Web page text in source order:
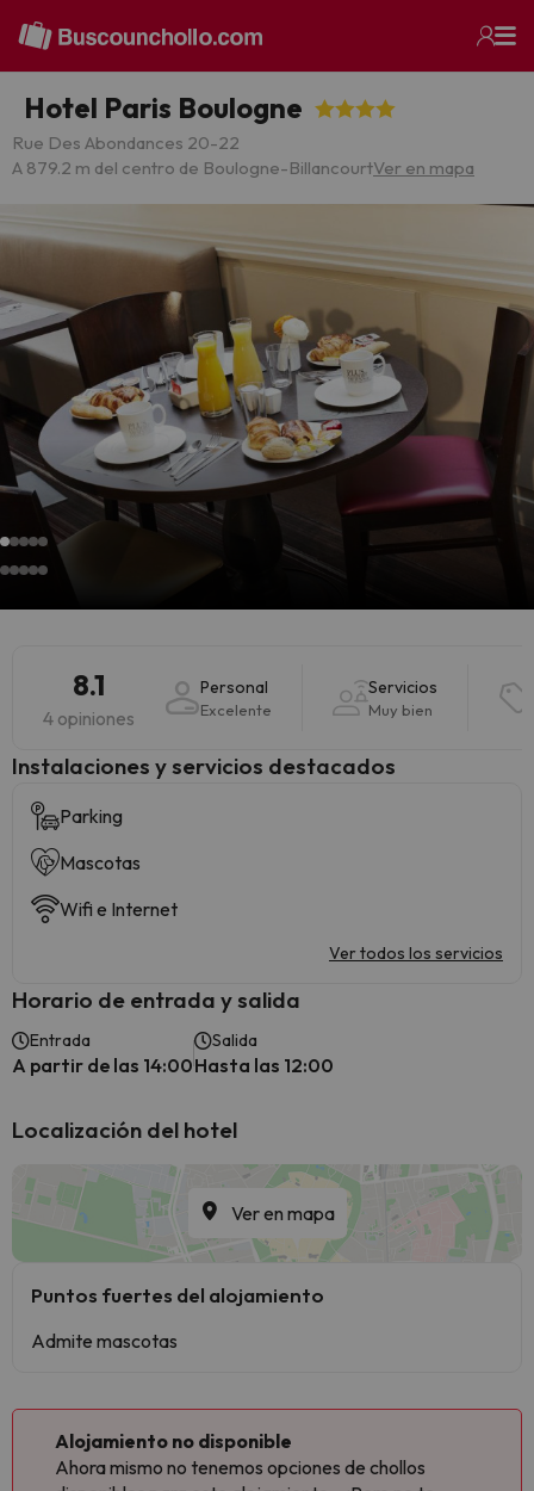
Hotel Paris Boulogne
Rue Des Abondances 20-22
A 879.2 m del centro de Boulogne-BillancourtVer en mapa
8.1
4 opiniones
Personal
Excelente
Servicios
Muy bien
Instalaciones y servicios destacados
Parking
Mascotas
Wifi e Internet
Ver todos los servicios
Horario de entrada y salida
Entrada
A partir de las 14:00
Salida
Hasta las 12:00
Localización del hotel
Ver en mapa
Puntos fuertes del alojamiento
Admite mascotas
Alojamiento no disponible
Ahora mismo no tenemos opciones de chollos